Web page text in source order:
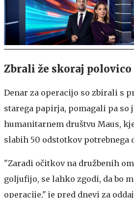
Zbrali že skoraj polovico
Denar za operacijo so zbirali s
starega papirja, pomagali pa so
humanitarnem društvu Maus,
slabih 50 odstotkov potrebnega
"Zaradi očitkov na družbenih
goljufijo, se lahko zgodi, da bo
operacije," je pred dnevi za